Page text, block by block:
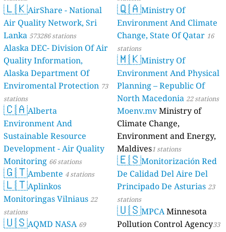
🇱🇰AirShare - National
Air Quality Network, Sri
Lanka 573286 stations
Alaska DEC- Division Of Air
Quality Information,
Alaska Department Of
Enviromental Protection 73
stations
🇨🇦Alberta
Environment And
Sustainable Resource
Development - Air Quality
Monitoring 66 stations
🇬🇹Ambente 4 stations
🇱🇹Aplinkos
Monitoringas Vilniaus 22
stations
🇺🇸AQMD NASA 69
🇶🇦Ministry Of
Environment And Climate
Change, State Of Qatar 16
stations
🇲🇰Ministry Of
Environment And Physical
Planning – Republic Of
North Macedonia 22 stations
Moenv.mvMinistry of
Climate Change,
Environment and Energy,
Maldives1 stations
🇪🇸Monitorización Red
De Calidad Del Aire Del
Principado De Asturias 23
stations
🇺🇸MPCAMinnesota
Pollution Control Agency33